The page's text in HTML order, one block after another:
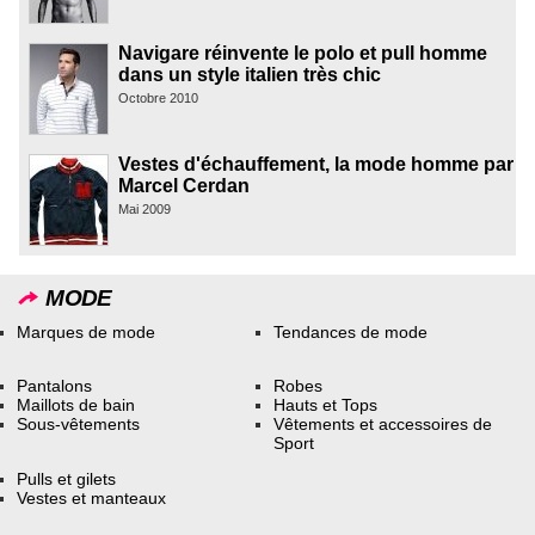
Navigare réinvente le polo et pull homme
dans un style italien très chic
Octobre 2010
Vestes d'échauffement, la mode homme par
Marcel Cerdan
Mai 2009
MODE
Marques de mode Tendances de mode
Pantalons
Maillots de bain
Sous-vêtements
Robes
Hauts et Tops
Vêtements et accessoires de
Sport
Pulls et gilets
Vestes et manteaux